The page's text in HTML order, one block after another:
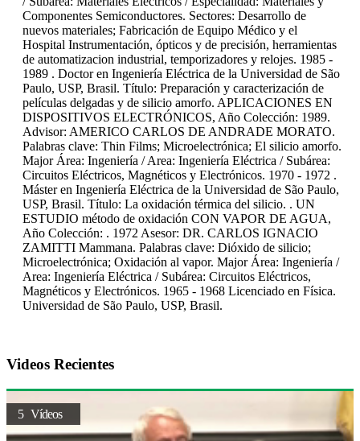
Componentes Semiconductores. Sectores: Desarrollo de
nuevos materiales; Fabricación de Equipo Médico y el
Hospital Instrumentación, ópticos y de precisión, herramientas
de automatizacion industrial, temporizadores y relojes. 1985 -
1989 . Doctor en Ingeniería Eléctrica de la Universidad de São
Paulo, USP, Brasil. Título: Preparación y caracterización de
películas delgadas y de silicio amorfo. APLICACIONES EN
DISPOSITIVOS ELECTRÓNICOS, Año Colección: 1989.
Advisor: AMERICO CARLOS DE ANDRADE MORATO.
Palabras clave: Thin Films; Microelectrónica; El silicio amorfo.
Major Área: Ingeniería / Area: Ingeniería Eléctrica / Subárea:
Circuitos Eléctricos, Magnéticos y Electrónicos. 1970 - 1972 .
Máster en Ingeniería Eléctrica de la Universidad de São Paulo,
USP, Brasil. Título: La oxidación térmica del silicio. . UN
ESTUDIO método de oxidación CON VAPOR DE AGUA,
Año Colección: . 1972 Asesor: DR. CARLOS IGNACIO
ZAMITTI Mammana. Palabras clave: Dióxido de silicio;
Microelectrónica; Oxidación al vapor. Major Área: Ingeniería /
Area: Ingeniería Eléctrica / Subárea: Circuitos Eléctricos,
Magnéticos y Electrónicos. 1965 - 1968 Licenciado en Física.
Universidad de São Paulo, USP, Brasil.
Videos Recientes
5 Vídeos